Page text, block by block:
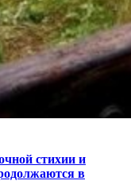
стихии и
в